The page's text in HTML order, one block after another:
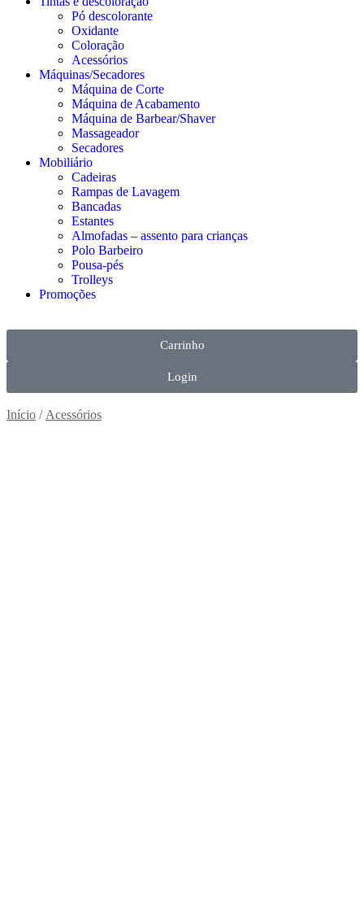
Pó descolorante
Oxidante
Coloração
Acessórios
Máquinas/Secadores
Máquina de Corte
Máquina de Acabamento
Máquina de Barbear/Shaver
Massageador
Secadores
Mobiliário
Cadeiras
Rampas de Lavagem
Bancadas
Estantes
Almofadas – assento para crianças
Polo Barbeiro
Pousa-pés
Trolleys
Promoções
Carrinho
Login
Início / Acessórios